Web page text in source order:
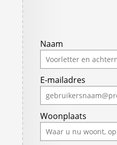
Naam
E-mailadres
Woonplaats